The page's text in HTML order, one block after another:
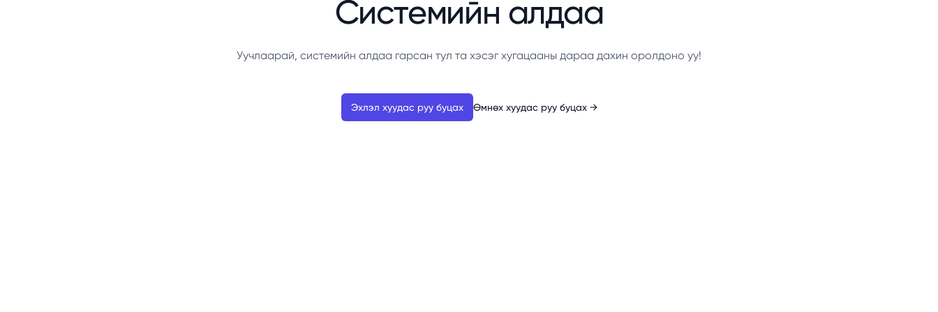
Системийн алдаа
Уучлаарай, системийн алдаа гарсан тул та хэсэг хугацааны дараа дахин оролдоно уу!
Эхлэл хуудас руу буцах Өмнөх хуудас руу буцах →